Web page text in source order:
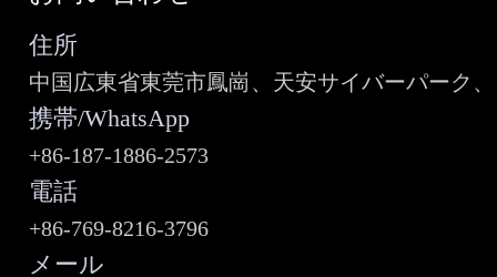
住所
中国広東省東莞市鳳崗、天安サイバーパーク
携帯/WhatsApp
+86-187-1886-2573
電話
+86-769-8216-3796
メール